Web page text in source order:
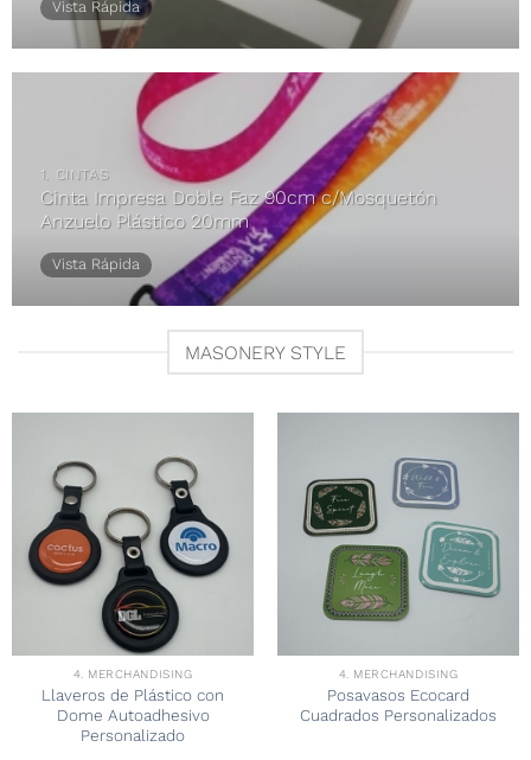
Vista Rápida
1. CINTAS
Cinta Impresa Doble Faz 90cm c/Mosquetón
Anzuelo Plástico 20mm
Vista Rápida
MASONERY STYLE
4. MERCHANDISING
Llaveros de Plástico con
Dome Autoadhesivo
Personalizado
4. MERCHANDISING
Posavasos Ecocard
Cuadrados Personalizados